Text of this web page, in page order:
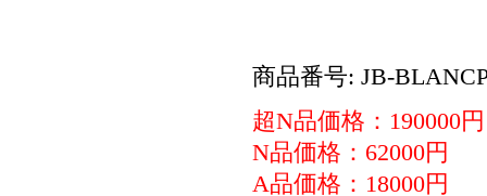
商品番号: JB-
超N品価格：190000円
N品価格：62000円
A品価格：18000円